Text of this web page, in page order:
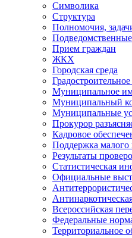
Символика
Структура
Полномочия,
Прием граждан
ЖКХ
Городская среда
Муниципальное
Муниципальный
Муниципальные
Прокурор
Кадровое
Поддержка малого
Результаты
Статистическая
Официальные
Всероссийская
Федеральные
Территориальное